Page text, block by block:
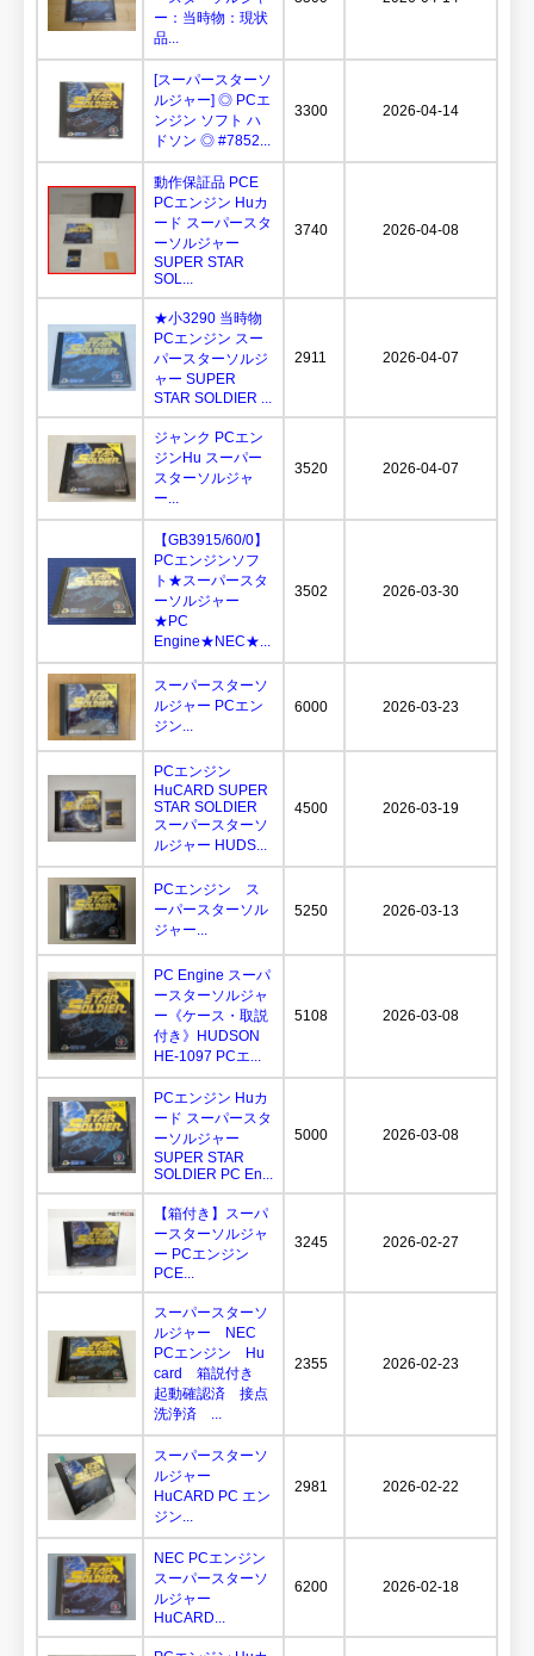
ー：当時物：現状
品...
[スーパースターソ
ルジャー] ◎ PCエ
ンジン ソフト ハ
ドソン ◎ #7852...
3300 2026-04-14
動作保証品 PCE
PCエンジン Huカ
ード スーパースタ
ーソルジャー
SUPER STAR
SOL...
3740 2026-04-08
★小3290 当時物
PCエンジン スー
パースターソルジ
ャー SUPER
STAR SOLDIER ...
2911 2026-04-07
ジャンク PCエン
ジンHu スーパー
スターソルジャ
ー...
3520 2026-04-07
【GB3915/60/0】
PCエンジンソフ
ト★スーパースタ
ーソルジャー
★PC
Engine★NEC★...
3502 2026-03-30
スーパースターソ
ルジャー PCエン
ジン...
6000 2026-03-23
PCエンジン
HuCARD SUPER
STAR SOLDIER
スーパースターソ
ルジャー HUDS...
4500 2026-03-19
PCエンジン ス
ーパースターソル
ジャー...
5250 2026-03-13
PC Engine スーパ
ースターソルジャ
ー《ケース・取説
付き》HUDSON
HE-1097 PCエ...
5108 2026-03-08
PCエンジン Huカ
ード スーパースタ
ーソルジャー
SUPER STAR
SOLDIER PC En...
5000 2026-03-08
【箱付き】スーパ
ースターソルジャ
ー PCエンジン
PCE...
3245 2026-02-27
スーパースターソ
ルジャー NEC
PCエンジン Hu
card 箱説付き
起動確認済 接点
洗浄済 ...
2355 2026-02-23
スーパースターソ
ルジャー
HuCARD PC エン
ジン...
2981 2026-02-22
NEC PCエンジン
スーパースターソ
ルジャー
HuCARD...
6200 2026-02-18